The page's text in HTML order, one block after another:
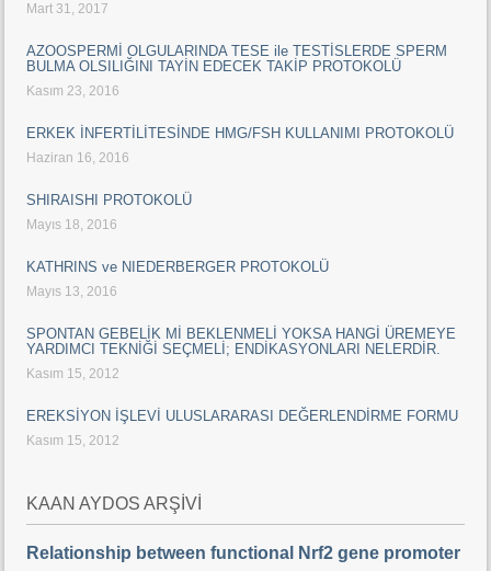
Mart 31, 2017
AZOOSPERMİ OLGULARINDA TESE ile TESTİSLERDE SPERM
BULMA OLSILIĞINI TAYİN EDECEK TAKİP PROTOKOLÜ
Kasım 23, 2016
ERKEK İNFERTİLİTESİNDE HMG/FSH KULLANIMI PROTOKOLÜ
Haziran 16, 2016
SHIRAISHI PROTOKOLÜ
Mayıs 18, 2016
KATHRINS ve NIEDERBERGER PROTOKOLÜ
Mayıs 13, 2016
SPONTAN GEBELİK Mİ BEKLENMELİ YOKSA HANGİ ÜREMEYE
YARDIMCI TEKNİĞİ SEÇMELİ; ENDİKASYONLARI NELERDİR.
Kasım 15, 2012
EREKSİYON İŞLEVİ ULUSLARARASI DEĞERLENDİRME FORMU
Kasım 15, 2012
KAAN AYDOS ARŞİVİ
Relationship between functional Nrf2 gene promoter